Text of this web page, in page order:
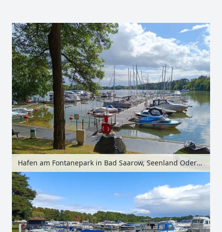
+
−
Hafen am Fontanepark in Bad Saarow, Seenland Oder-Spree, Brandenburg, Deutschland